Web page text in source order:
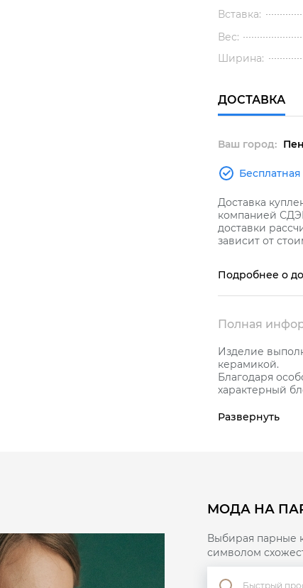
Вставка:
Вес:
Ширина:
ДОСТАВКА
Ваш город:
Бесплатная
Доставка
компанией
доставки
зависит от
Подробнее о
Полная
Изделие
керамикой.
Благодаря
характерный
выбирать
Развернуть
МОДА НА
Выбирая парные
символом
Быстрый